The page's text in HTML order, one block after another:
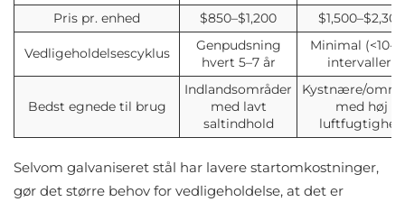
Pris pr. enhed $850–$1,200 $1,500–$2,300
Vedligeholdelsescyklus
Genpudsning
hvert 5–7 år
Minimal (<10-
intervaller)
Bedst egnede til brug
Indlandsområder
med lavt
saltindhold
Kystnære/
med høj
luftfugtighed
Selvom galvaniseret stål har lavere startomkostninger,
gør det større behov for vedligeholdelse, at det er